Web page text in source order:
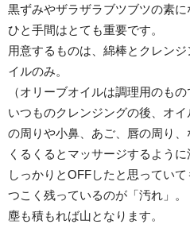
黒ずみやザラザラブツブツの素
ひと手間はとても重要です。
用意するものは、綿棒とクレン
イルのみ。
（オリーブオイルは調理用のもの
いつものクレンジングの後、オ
の周りや小鼻、あご、唇の周り、
くるくるとマッサージするように
しっかりとOFFしたと思ってい
つこく残っているのが「汚れ」。
塵も積もれば山となります。